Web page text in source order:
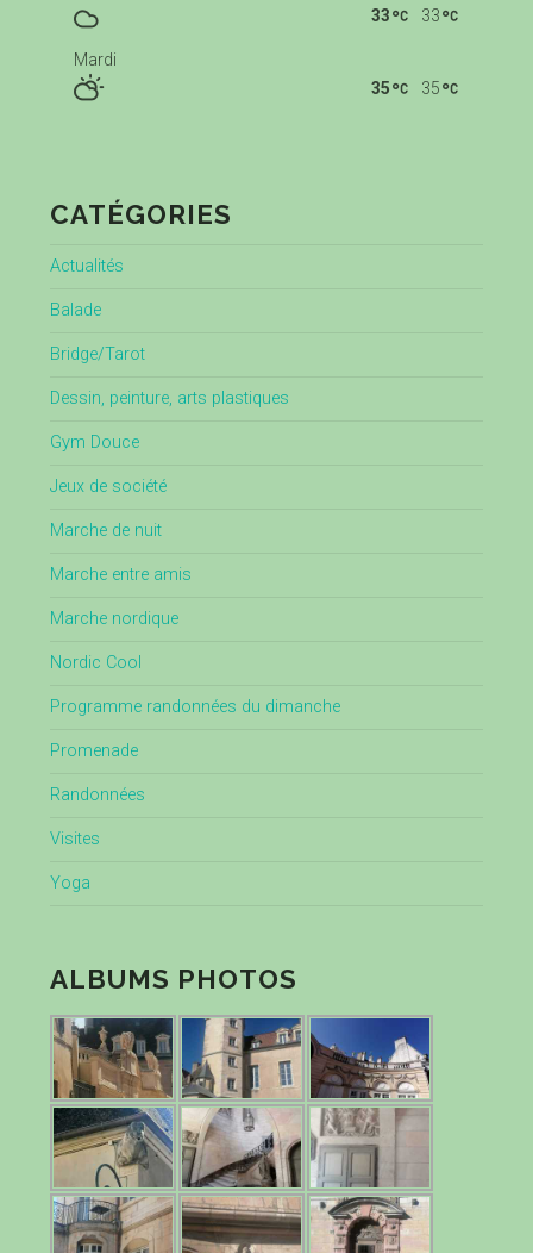
33
33
Mardi
35
35
CATÉGORIES
Actualités
Balade
Bridge/Tarot
Dessin, peinture, arts plastiques
Gym Douce
Jeux de société
Marche de nuit
Marche entre amis
Marche nordique
Nordic Cool
Programme randonnées du dimanche
Promenade
Randonnées
Visites
Yoga
ALBUMS PHOTOS